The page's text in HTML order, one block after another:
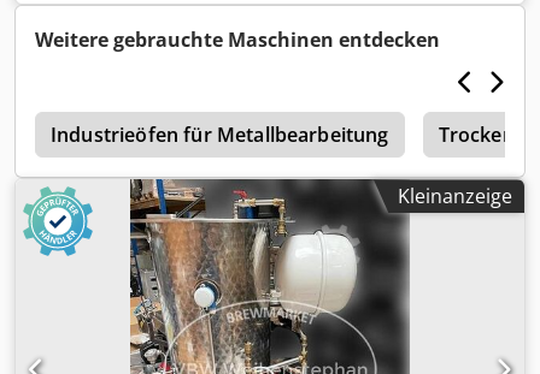
Crjdozlladspfx Amasf Wie neu.
Weitere gebrauchte Maschinen entdecken
Industrieöfen für Metallbearbeitung
Kleinanzeige